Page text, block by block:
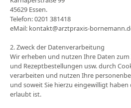
45629 Essen.
Telefon: 0201 381418
eMail: kontakt@arztpraxis-
2. Zweck der Datenverarbeitung
Wir erheben und nutzen Ihre Daten
und Rezeptbestellungen usw. durch
verarbeiten und nutzen Ihre
und soweit Sie hierzu eingewilligt haben
erlaubt ist.